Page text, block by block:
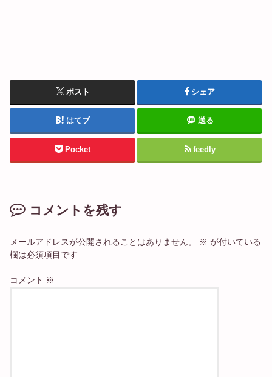
ポスト シェア
はてブ 送る
Pocket feedly
コメントを残す
メールアドレスが公開されることはありません。 ※ が付いている
欄は必須項目です
コメント ※